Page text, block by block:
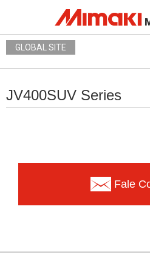
GLOBAL SITE
JV400SUV Series
Fale